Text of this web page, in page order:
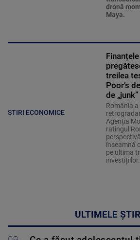
dronă
Maya.
STIRI ECONOMICE
treilea
Poor’s
de „junk”
România
Agenția
ratingul
înseamnă
pe ultima
investițiilor.
ULTIMELE ȘTIRI